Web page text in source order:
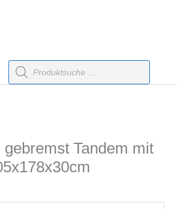
Products
search
Tandem mit